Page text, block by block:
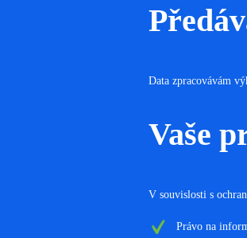
Data zpracovávám
Vaše
V souvislosti s
Právo na